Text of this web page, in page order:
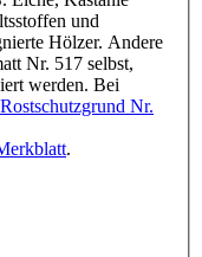
und
Hölzer. Andere
Nr. 517 selbst,
werden. Bei
Nr.
.